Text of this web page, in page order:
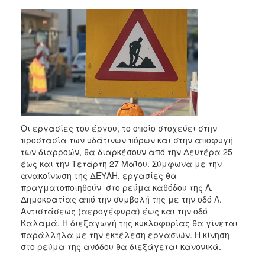
Οι εργασίες του έργου, το οποίο στοχεύει στην
προστασία των υδάτινων πόρων και στην αποφυγή
των διαρροών, θα διαρκέσουν από την Δευτέρα 25
έως και την Τετάρτη 27 Μαΐου. Σύμφωνα με την
ανακοίνωση της ΔΕΥΑΗ, εργασίες θα
πραγματοποιηθούν στο ρεύμα καθόδου της Λ.
Δημοκρατίας από την συμβολή της με την οδό Λ.
Αντιστάσεως (αερογέφυρα) έως και την οδό
Καλαμά. Η διεξαγωγή της κυκλοφορίας θα γίνεται
παράλληλα με την εκτέλεση εργασιών. Η κίνηση
στο ρεύμα της ανόδου θα διεξάγεται κανονικά.